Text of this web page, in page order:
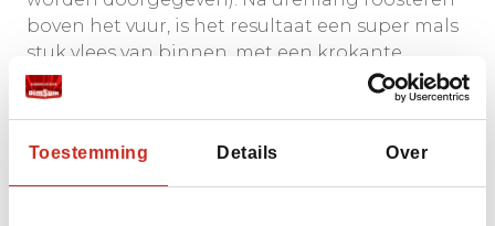
Toestemming Details Over
boven het vuur, is het resultaat een super mals
stuk vlees van binnen, met een krokante,
glanzende huid (de beroemde crackling) aan
de buitenkant waar menig maker trots op is.
Lechon wordt geserveerd op bruiloften,
verjaardagen en dorpsfeesten. Van oudsher is